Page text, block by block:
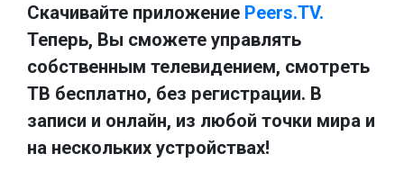
Скачивайте приложение Peers.TV.
Теперь, Вы сможете управлять
собственным телевидением, смотреть
ТВ бесплатно, без регистрации. В
записи и онлайн, из любой точки мира и
на нескольких устройствах!